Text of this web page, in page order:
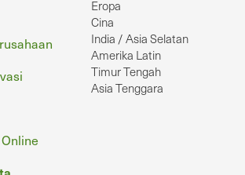
Eropa
Cina
India / Asia Selatan
Amerika Latin
Timur Tengah
Asia Tenggara